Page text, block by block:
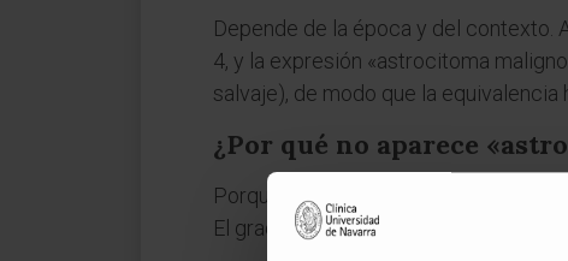
Depende de la época y del contexto.
4, y la expresión «astrocitoma
salvaje), de modo que la equivalencia
¿Por qué no aparece
Porque la OMS prefiere categorías
El grado del tumor y su perfil